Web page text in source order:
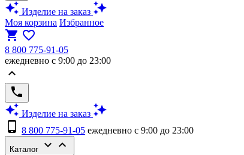
auto_awesome Изделие на заказ auto_awesome
Моя корзина Избранное
shopping_cart favorite_border
8 800 775-91-05
ежедневно с 9:00 до 23:00
keyboard_arrow_up
phone
auto_awesome Изделие на заказ auto_awesome
phone_android 8 800 775-91-05 ежедневно с 9:00 до 23:00
Каталог keyboard_arrow_down keyboard_arrow_up